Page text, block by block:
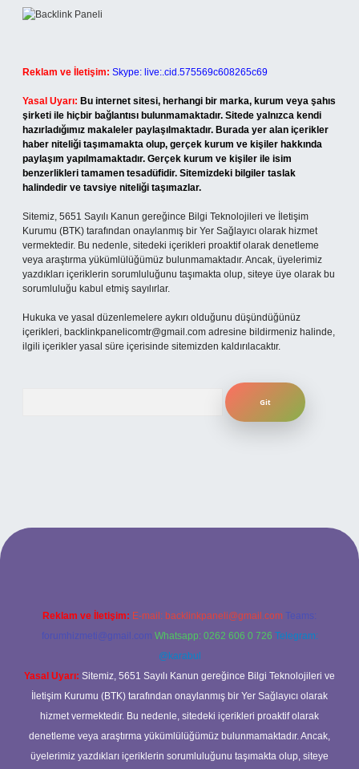
Reklam ve İletişim: Skype: live:.cid.575569c608265c69
Yasal Uyarı: Bu internet sitesi, herhangi bir marka, kurum veya şahıs
şirketi ile hiçbir bağlantısı bulunmamaktadır. Sitede yalnızca kendi
hazırladığımız makaleler paylaşılmaktadır. Burada yer alan içerikler
haber niteliği taşımamakta olup, gerçek kurum ve kişiler hakkında
paylaşım yapılmamaktadır. Gerçek kurum ve kişiler ile isim
benzerlikleri tamamen tesadüfidir. Sitemizdeki bilgiler taslak
halindedir ve tavsiye niteliği taşımazlar.
Sitemiz, 5651 Sayılı Kanun gereğince Bilgi Teknolojileri ve İletişim
Kurumu (BTK) tarafından onaylanmış bir Yer Sağlayıcı olarak hizmet
vermektedir. Bu nedenle, sitedeki içerikleri proaktif olarak denetleme
veya araştırma yükümlülüğümüz bulunmamaktadır. Ancak, üyelerimiz
yazdıkları içeriklerin sorumluluğunu taşımakta olup, siteye üye olarak bu
sorumluluğu kabul etmiş sayılırlar.
Hukuka ve yasal düzenlemelere aykırı olduğunu düşündüğünüz
içerikleri, backlinkpanelicomtr@gmail.com adresine bildirmeniz halinde,
ilgili içerikler yasal süre içerisinde sitemizden kaldırılacaktır.
Reklam ve İletişim: E-mail: backlinkpaneli@gmail.com Teams:
forumhizmeti@gmail.com Whatsapp: 0262 606 0 726 Telegram:
@karabul
Yasal Uyarı: Sitemiz, 5651 Sayılı Kanun gereğince Bilgi Teknolojileri ve
İletişim Kurumu (BTK) tarafından onaylanmış bir Yer Sağlayıcı olarak
hizmet vermektedir. Bu nedenle, sitedeki içerikleri proaktif olarak
denetleme veya araştırma yükümlülüğümüz bulunmamaktadır. Ancak,
üyelerimiz yazdıkları içeriklerin sorumluluğunu taşımakta olup, siteye